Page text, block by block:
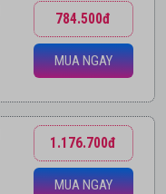
784.500đ
MUA NGAY
1.176.700đ
MUA NGAY